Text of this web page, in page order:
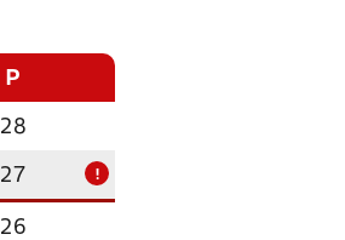
P
28
27 !
26